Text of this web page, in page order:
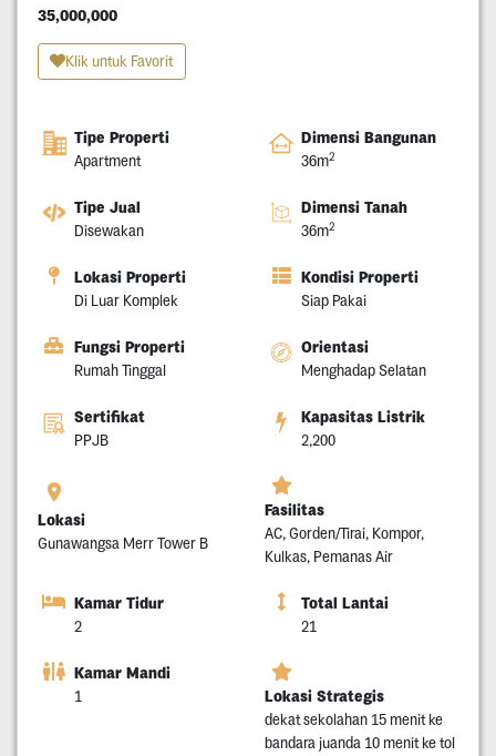
35,000,000
Klik untuk Favorit
Tipe Properti
Apartment
Dimensi Bangunan
36m2
Tipe Jual
Disewakan
Dimensi Tanah
36m2
Lokasi Properti
Di Luar Komplek
Kondisi Properti
Siap Pakai
Fungsi Properti
Rumah Tinggal
Orientasi
Menghadap Selatan
Sertifikat
PPJB
Kapasitas Listrik
2,200
Lokasi
Gunawangsa Merr Tower B
Fasilitas
AC, Gorden/Tirai, Kompor,
Kulkas, Pemanas Air
Kamar Tidur
2
Total Lantai
21
Kamar Mandi
1 Lokasi Strategis
dekat sekolahan 15 menit ke
bandara juanda 10 menit ke tol